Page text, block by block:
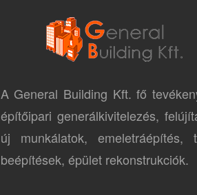
A General Building Kft. fő
építőipari generálkivitelezés,
új munkálatok, emeletráépítés,
beépítések, épület rekonstrukciók.